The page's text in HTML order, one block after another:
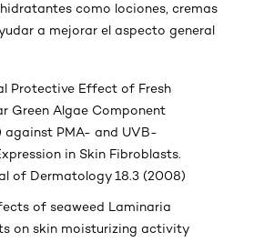
como lociones, cremas
a mejorar el aspecto general
Protective Effect of Fresh
Green Algae Component
against PMA- and UVB-
in Skin Fibroblasts.
of Dermatology 18.3 (2008)
of seaweed Laminaria
on skin moisturizing activity